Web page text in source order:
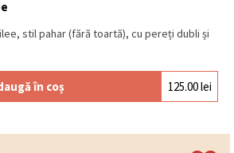
stil pahar (fără toartă), cu pereți dubli și
în coș 125.00lei